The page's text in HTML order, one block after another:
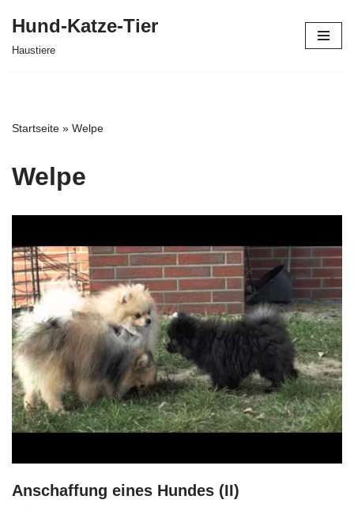
Hund-Katze-Tier
Haustiere
Startseite » Welpe
Welpe
Anschaffung eines Hundes (II)